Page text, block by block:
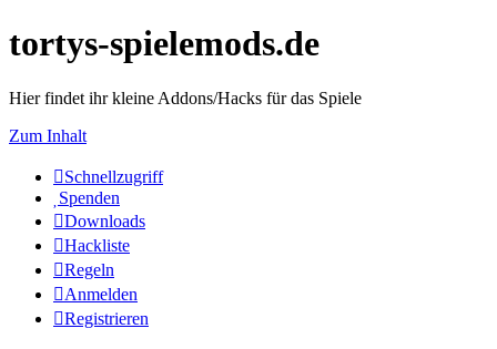
tortys-spielemods.de
Hier findet ihr kleine Addons/Hacks für das Spiele
Zum Inhalt
Schnellzugriff
Spenden
Downloads
Hackliste
Regeln
Anmelden
Registrieren